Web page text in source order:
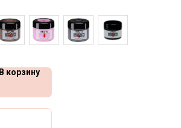
В корзину